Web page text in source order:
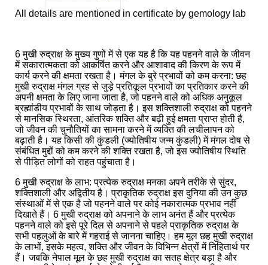
All details are mentioned in certificate by gemology lab
6 मुखी रुद्राक्ष के मुख्य गुणों में से एक यह है कि यह पहनने वाले के जीवन
में सकारात्मकता को आकर्षित करने और आशावाद की किरण के रूप में
कार्य करने की क्षमता रखता है। मंगल के बुरे प्रभावों को कम करना: छह
मुखी रुद्राक्ष मंगल ग्रह से जुड़े प्रतिकूल प्रभावों का प्रतिकार करने की
अपनी क्षमता के लिए जाना जाता है, जो पहनने वाले को अधिक अनुकूल
ब्रह्मांडीय प्रभावों के साथ जोड़ता है। इस शक्तिशाली रुद्राक्ष को पहनने
से मानसिक स्थिरता, आंतरिक शक्ति और बढ़ी हुई क्षमता प्राप्त होती है,
जो जीवन की चुनौतियों का सामना करने में व्यक्ति की लचीलापन को
बढ़ाती है। यह किसी की कुंडली (ज्योतिषीय जन्म कुंडली) में मंगल दोष से
संबंधित मुद्दों को कम करने की शक्ति रखता है, जो इस ज्योतिषीय स्थिति
से पीड़ित लोगों को राहत पहुंचाता है।
6 मुखी रुद्राक्ष के लाभ: प्रत्येक रुद्राक्ष मनका अपने तरीके से सुंदर,
शक्तिशाली और अद्वितीय है। प्राकृतिक रुद्राक्ष इस दुनिया की उन कुछ
संस्थाओं में से एक है जो पहनने वाले पर कोई नकारात्मक प्रभाव नहीं
दिखाते हैं। 6 मुखी रुद्राक्ष को अपनाने के लाभ अनंत हैं और प्रत्येक
पहनने वाले को इसे पूरे दिल से अपनाने से पहले प्राकृतिक रुद्राक्ष के
सभी पहलुओं के बारे में गहराई से जानना चाहिए। हम मूल छह मुखी रुद्राक्ष
के लाभों, इसके महत्व, शक्ति और जीवन के विभिन्न क्षेत्रों में निहितार्थ पर
हैं। जबकि नेपाल मूल के छह मुखी रुद्राक्ष का सतह क्षेत्र बड़ा है और